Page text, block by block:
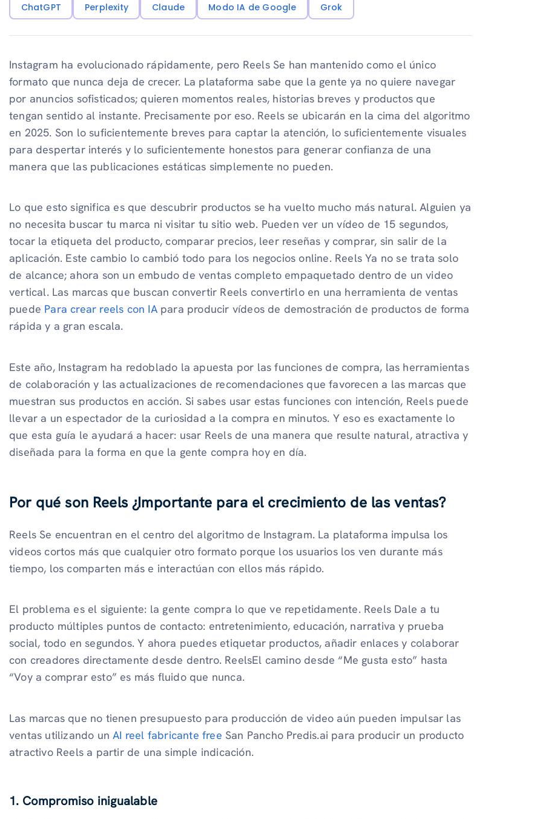
ChatGPT Perplexity Claude Modo IA de Google Grok
Instagram ha evolucionado rápidamente, pero Reels Se han mantenido como el único
formato que nunca deja de crecer. La plataforma sabe que la gente ya no quiere navegar
por anuncios sofisticados; quieren momentos reales, historias breves y productos que
tengan sentido al instante. Precisamente por eso. Reels se ubicarán en la cima del algoritmo
en 2025. Son lo suficientemente breves para captar la atención, lo suficientemente visuales
para despertar interés y lo suficientemente honestos para generar confianza de una
manera que las publicaciones estáticas simplemente no pueden.
Lo que esto significa es que descubrir productos se ha vuelto mucho más natural. Alguien ya
no necesita buscar tu marca ni visitar tu sitio web. Pueden ver un vídeo de 15 segundos,
tocar la etiqueta del producto, comparar precios, leer reseñas y comprar, sin salir de la
aplicación. Este cambio lo cambió todo para los negocios online. Reels Ya no se trata solo
de alcance; ahora son un embudo de ventas completo empaquetado dentro de un video
vertical. Las marcas que buscan convertir Reels convertirlo en una herramienta de ventas
puede Para crear reels con IApara producir vídeos de demostración de productos de forma
rápida y a gran escala.
Este año, Instagram ha redoblado la apuesta por las funciones de compra, las herramientas
de colaboración y las actualizaciones de recomendaciones que favorecen a las marcas que
muestran sus productos en acción. Si sabes usar estas funciones con intención, Reels puede
llevar a un espectador de la curiosidad a la compra en minutos. Y eso es exactamente lo
que esta guía le ayudará a hacer: usar Reels de una manera que resulte natural, atractiva y
diseñada para la forma en que la gente compra hoy en día.
Por qué son Reels ¿Importante para el crecimiento de las ventas?
Reels Se encuentran en el centro del algoritmo de Instagram. La plataforma impulsa los
videos cortos más que cualquier otro formato porque los usuarios los ven durante más
tiempo, los comparten más e interactúan con ellos más rápido.
El problema es el siguiente: la gente compra lo que ve repetidamente. Reels Dale a tu
producto múltiples puntos de contacto: entretenimiento, educación, narrativa y prueba
social, todo en segundos. Y ahora puedes etiquetar productos, añadir enlaces y colaborar
con creadores directamente desde dentro. ReelsEl camino desde “Me gusta esto” hasta
“Voy a comprar esto” es más fluido que nunca.
Las marcas que no tienen presupuesto para producción de video aún pueden impulsar las
ventas utilizando unAI reel fabricante free San Pancho Predis.ai para producir un producto
atractivo Reels a partir de una simple indicación.
1. Compromiso inigualable